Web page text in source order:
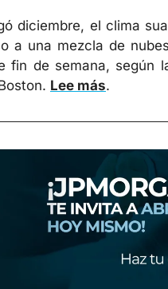
diciembre, el clima
a una mezcla de
fin de semana, según
Lee más.